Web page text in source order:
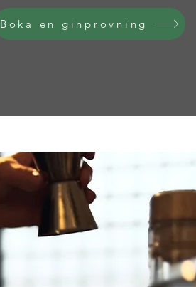
Boka en ginprovning